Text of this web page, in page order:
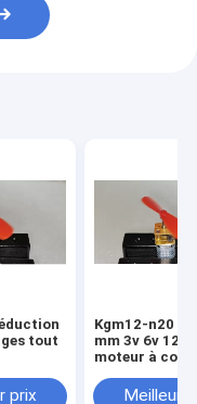
tout
prix
Kgm12-n20
mm 3v 6v 12v
moteur à
Meilleur